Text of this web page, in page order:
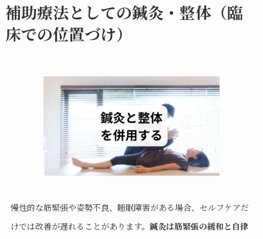
補助療法としての鍼灸・整体（臨
床での位置づけ）
慢性的な筋緊張や姿勢不良、睡眠障害がある場合、セルフケアだ
けでは改善が遅れることがあります。 鍼灸は筋緊張の緩和と自律